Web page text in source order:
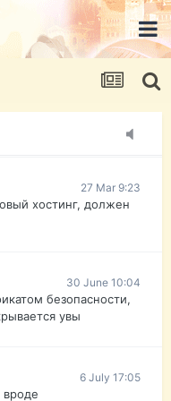
https://pasport-ua.com/
сайт и форум
27 Mar 9:23
хостинг, должен
30 June 10:04
безопасности,
увы
6 July 17:05